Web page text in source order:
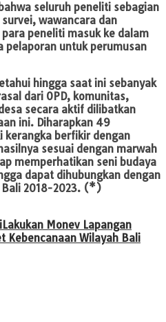
seluruh peneliti sebagian
wawancara dan
peneliti masuk ke dalam
pelaporan untuk perumusan
hingga saat ini sebanyak
dari OPD, komunitas,
secara aktif dilibatkan
ini. Diharapkan 49
kerangka berfikir dengan
sesuai dengan marwah
memperhatikan seni budaya
dapat dihubungkan dengan
Bali 2018-2023. (*)
Lakukan Monev Lapangan
Kebencanaan Wilayah Bali